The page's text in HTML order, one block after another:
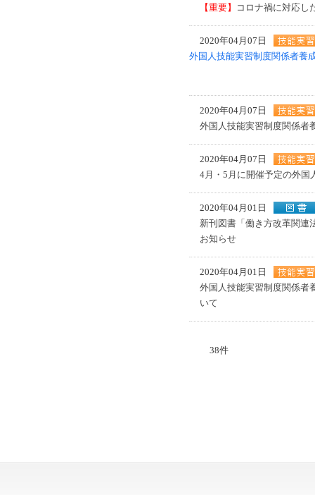
【重要】
コロナ禍に対応し
2020年04月07日
外国人技能実習制度関係者養
2020年04月07日
外国人技能実習制度関係者
2020年04月07日
4月・5月に開催予定の外国
2020年04月01日
新刊図書「働き方改革関
お知らせ
2020年04月01日
外国人技能実習制度関係者
いて
38件